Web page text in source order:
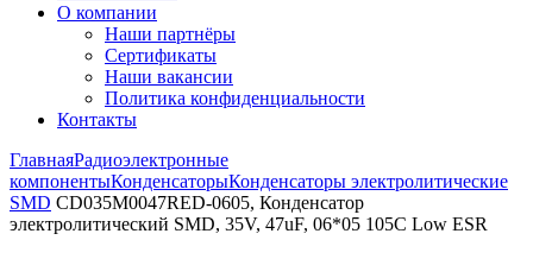
О компании
Наши партнёры
Сертификаты
Наши вакансии
Политика конфиденциальности
Контакты
ГлавнаяРадиоэлектронные
компонентыКонденсаторыКонденсаторы электролитические
SMD CD035M0047RED-0605, Конденсатор
электролитический SMD, 35V, 47uF, 06*05 105C Low ESR